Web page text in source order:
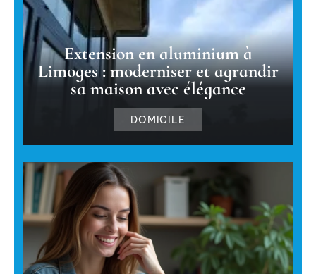
Extension en aluminium à
Limoges : moderniser et agrandir
sa maison avec élégance
DOMICILE